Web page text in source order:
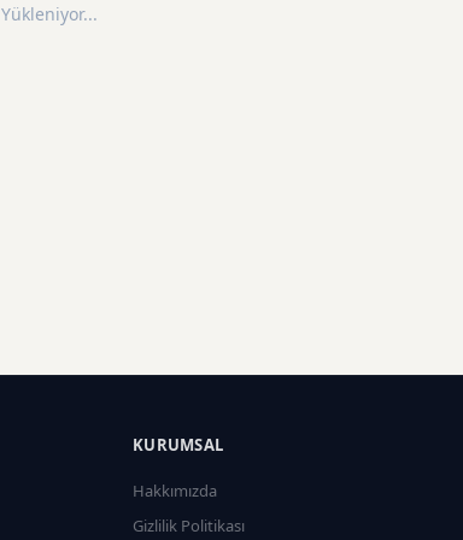
Yükleniyor...
KURUMSAL
Hakkımızda
Gizlilik Politikası